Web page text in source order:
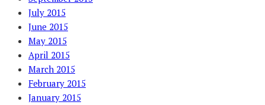
July 2015
June 2015
May 2015
April 2015
March 2015
February 2015
January 2015